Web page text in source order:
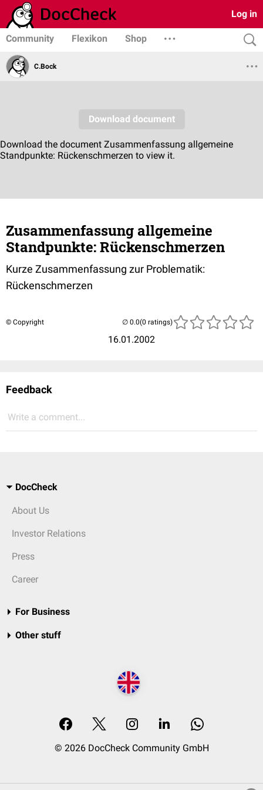
Log in
Community Flexikon Shop
C.Bock
Zusammenfassung allgemeine
Standpunkte: Rückenschmerzen
Kurze Zusammenfassung zur Problematik:
Rückenschmerzen
© Copyright
16.01.2002
(0 ratings)
Feedback
Write a comment...
DocCheck
About Us
Investor Relations
Press
Career
For Business
Other stuff
© 2026 DocCheck Community GmbH